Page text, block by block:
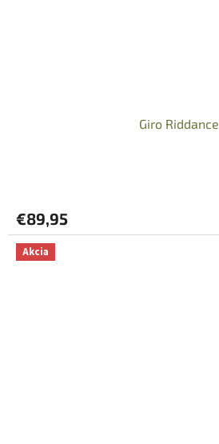
Giro Riddance
€89,95
Akcia